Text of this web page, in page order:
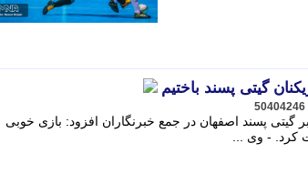
گیتی پسند باختیم
50404246
پسند اصفهان در جمع خبرنگاران افزود: بازی خوبی
کرد. - وی ...